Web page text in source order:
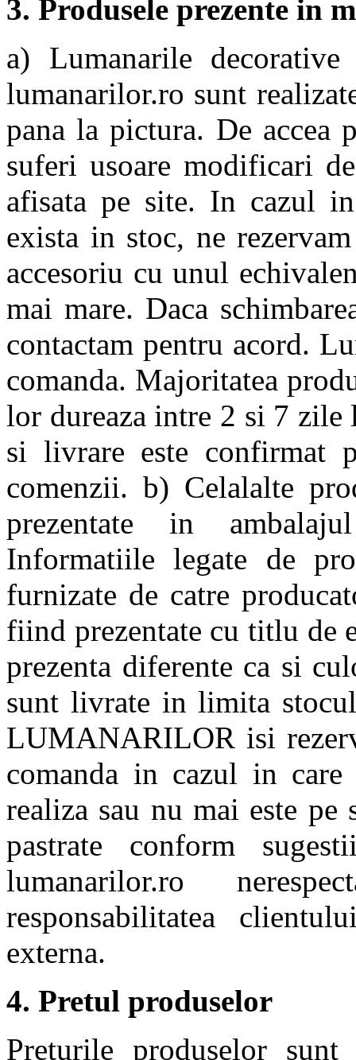
3. Produsele prezente in
a) Lumanarile
lumanarilor.ro sunt
pana la pictura. De accea
suferi usoare modificari
afisata pe site. In cazul
exista in stoc, ne
accesoriu cu unul
mai mare. Daca
contactam pentru acord.
comanda. Majoritatea
lor dureaza intre 2 si 7 zile
si livrare este confirmat
comenzii. b) Celalalte
prezentate in
Informatiile legate de
furnizate de catre
fiind prezentate cu titlu de
prezenta diferente ca si
sunt livrate in limita
LUMANARILOR isi
comanda in cazul in care
realiza sau nu mai este
pastrate conform
lumanarilor.ro
responsabilitatea
externa.
4. Pretul produselor
Preturile produselor